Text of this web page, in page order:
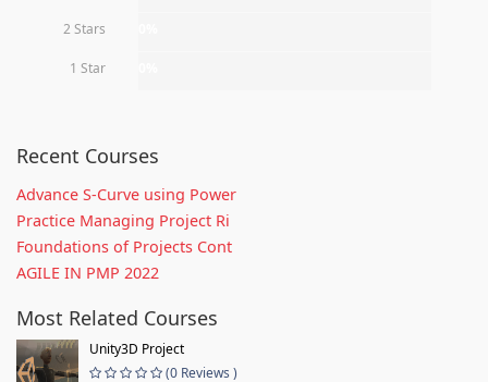
2 Stars
1 Star
Recent Courses
Advance S-Curve using Power
Practice Managing Project Ri
Foundations of Projects Cont
AGILE IN PMP 2022
Most Related Courses
Unity3D Project
(0 Reviews )